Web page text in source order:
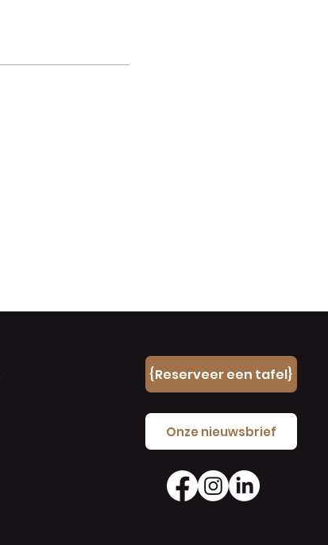
{Reserveer een tafel}
Onze nieuwsbrief